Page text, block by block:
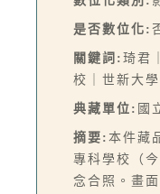
是否數位化:
關鍵詞: 琦君
校｜世新大學
典藏單位: 國
摘要: 本件藏
專科學校（
念合照。畫